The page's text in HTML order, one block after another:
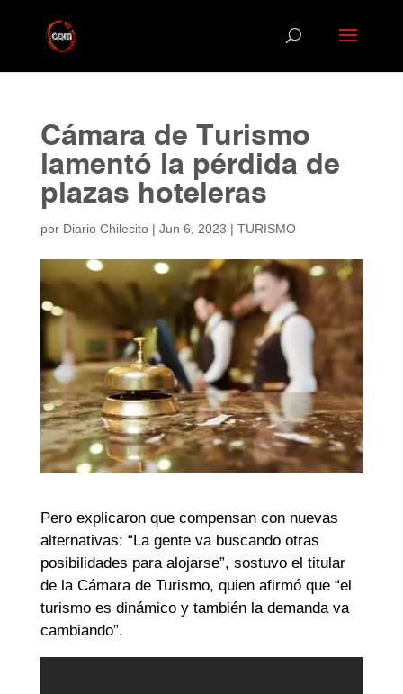
Cámara de Turismo
lamentó la pérdida de
plazas hoteleras
por Diario Chilecito| Jun 6, 2023 | TURISMO
Pero explicaron que compensan con nuevas
alternativas: “La gente va buscando otras
posibilidades para alojarse”, sostuvo el titular
de la Cámara de Turismo, quien afirmó que “el
turismo es dinámico y también la demanda va
cambiando”.